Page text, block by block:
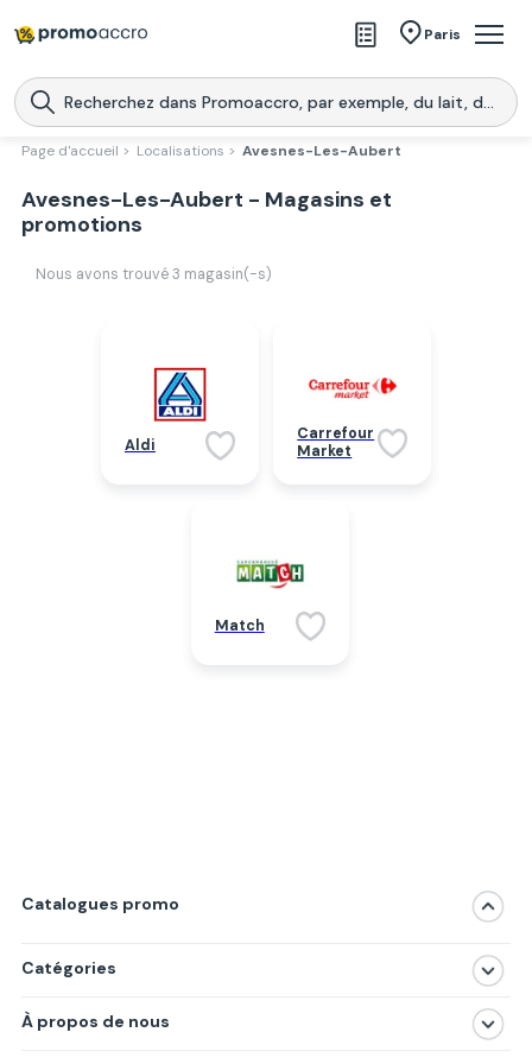
Paris
Magasins
Produits
Télécharge l’application
Promoaccro
Télécharger
Page d'accueil > Localisations > Avesnes-Les-Aubert
Avesnes-Les-Aubert - Magasins et
promotions
Nous avons trouvé 3 magasin(-s)
Aldi
Carrefour
Market
Match
Catalogues promo
Catégories
Produits
À propos de nous